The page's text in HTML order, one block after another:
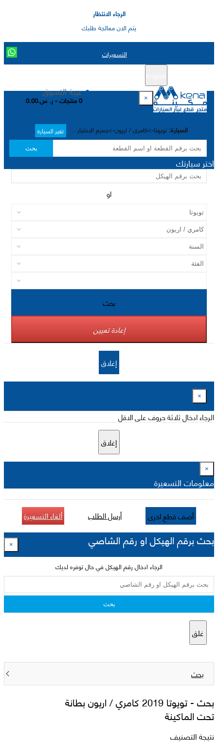
الرجاء الانتظار
يتم الان معالجة طلبك
التسعيرات
عربة التسوق
0 منتجات - ر. س.0.00
السيارة: تويوتا->كامري / اريون->جميع الاختيارات-> تغير السيارة
بحث
×
اختر سيارتك
او
بحث
إعادة تعيين
إغلاق
×
الرجاء ادخال ثلاثة حروف على الاقل
إغلاق
×
معلومات التسعيرة
أضف قطع اخرى أرسل الطلب ألغاء التسعيرة
بحث برقم الهيكل او رقم الشاصي ×
الرجاء ادخال رقم الهيكل في حال توفره لديك
بحث
غلق
بحث
بحث - تويوتا 2019 كامري / اريون بطانة
تحت الماكينة
نتيجة التصنيف